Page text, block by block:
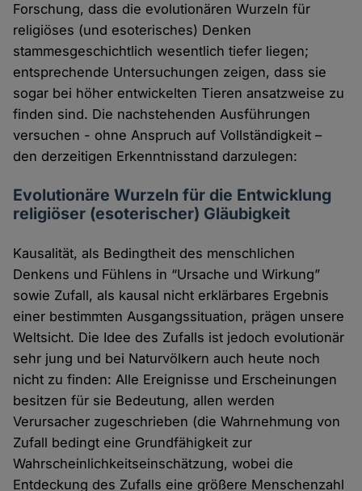
Forschung, dass die evolutionären Wurzeln für
religiöses (und esoterisches) Denken
stammesgeschichtlich wesentlich tiefer liegen;
entsprechende Untersuchungen zeigen, dass sie
sogar bei höher entwickelten Tieren ansatzweise zu
finden sind. Die nachstehenden Ausführungen
versuchen - ohne Anspruch auf Vollständigkeit –
den derzeitigen Erkenntnisstand darzulegen:
Evolutionäre Wurzeln für die Entwicklung
religiöser (esoterischer) Gläubigkeit
Kausalität, als Bedingtheit des menschlichen
Denkens und Fühlens in “Ursache und Wirkung”
sowie Zufall, als kausal nicht erklärbares Ergebnis
einer bestimmten Ausgangssituation, prägen unsere
Weltsicht. Die Idee des Zufalls ist jedoch evolutionär
sehr jung und bei Naturvölkern auch heute noch
nicht zu finden: Alle Ereignisse und Erscheinungen
besitzen für sie Bedeutung, allen werden
Verursacher zugeschrieben (die Wahrnehmung von
Zufall bedingt eine Grundfähigkeit zur
Wahrscheinlichkeitseinschätzung, wobei die
Entdeckung des Zufalls eine größere Menschenzahl